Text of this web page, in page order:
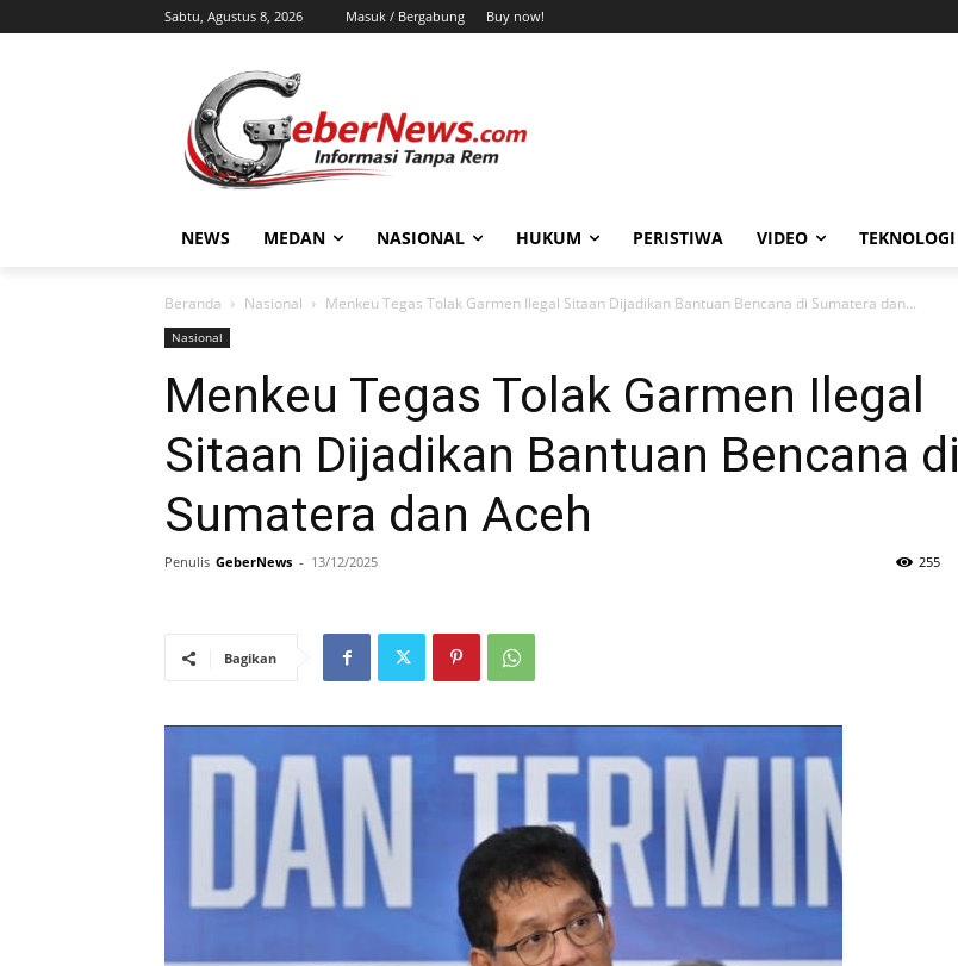
Sabtu, Agustus 8, 2026 Masuk / Bergabung Buy now!
NEWS MEDAN NASIONAL HUKUM PERISTIWA VIDEO TEKNOLOGI
Beranda Nasional Menkeu Tegas Tolak Garmen Ilegal Sitaan Dijadikan Bantuan Bencana di Sumatera dan...
Nasional
Menkeu Tegas Tolak Garmen Ilegal
Sitaan Dijadikan Bantuan Bencana di
Sumatera dan Aceh
Penulis GeberNews - 13/12/2025 255
Bagikan